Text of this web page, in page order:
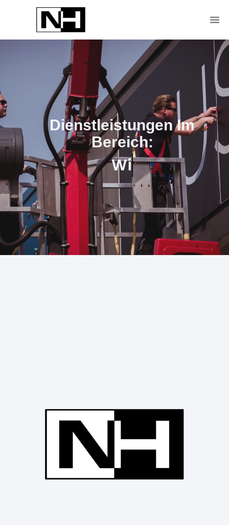
Dienstleistungen Im
Bereich:
Winterdienst